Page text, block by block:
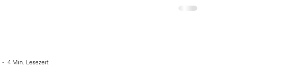
4 Min. Lesezeit